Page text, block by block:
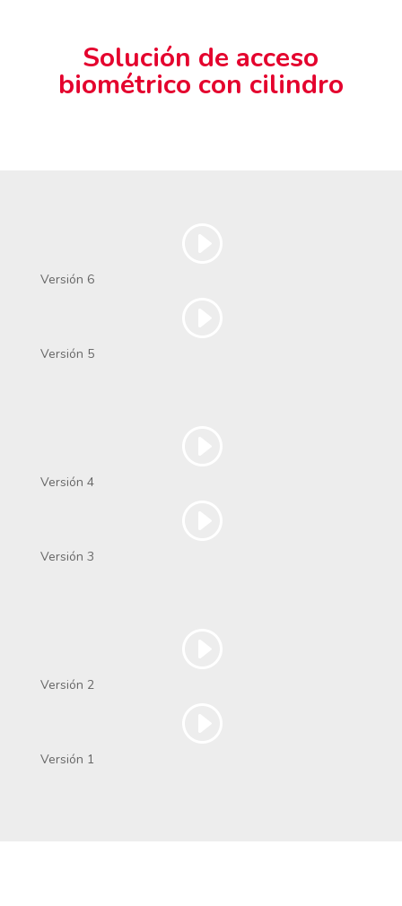
Solución de acceso
biométrico con cilindro
Versión 6
Versión 5
Versión 4
Versión 3
Versión 2
Versión 1